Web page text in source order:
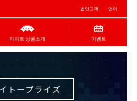
법인고객 언어
타이토 상품소개 이벤트
トープライズ